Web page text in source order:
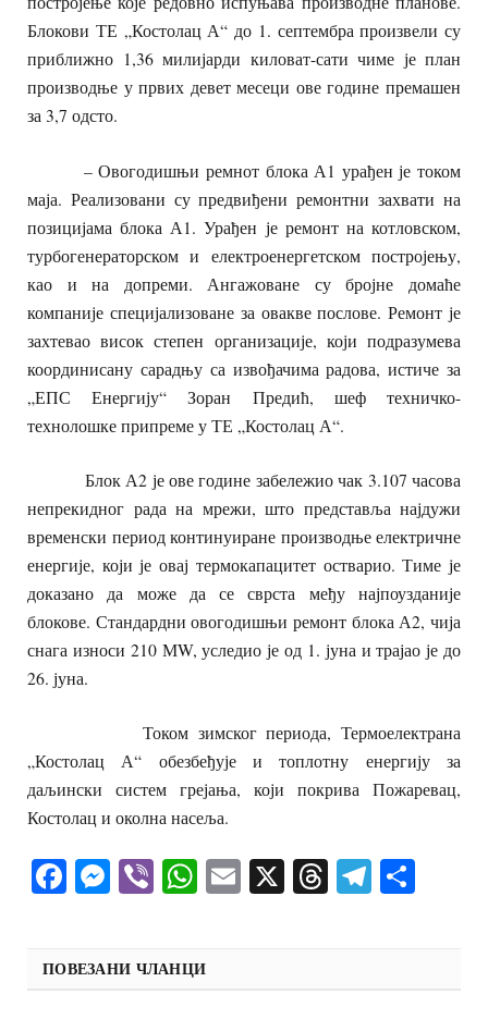
Блокови ТЕ „Костолац А“ до 1. септембра произвели су
приближно 1,36 милијарди киловат-сати чиме је план
производње у првих девет месеци ове године премашен
за 3,7 одсто.
– Овогодишњи ремнот блока А1 урађен је током
маја. Реализовани су предвиђени ремонтни захвати на
позицијама блока А1. Урађен је ремонт на котловском,
турбогенераторском и електроенергетском постројењу,
као и на допреми. Ангажоване су бројне домаће
компаније специјализоване за овакве послове. Ремонт је
захтевао висок степен организације, који подразумева
координисану сарадњу са извођачима радова, истиче за
„ЕПС Енергију“ Зоран Предић, шеф техничко-
технолошке припреме у ТЕ „Костолац А“.
Блок А2 је ове године забележио чак 3.107 часова
непрекидног рада на мрежи, што представља најдужи
временски период континуиране производње електричне
енергије, који је овај термокапацитет остварио. Тиме је
доказано да може да се сврста међу најпоузданије
блокове. Стандардни овогодишњи ремонт блока А2, чија
снага износи 210 МW, уследио је од 1. јуна и трајао је до
26. јуна.
Током зимског периода, Термоелектрана
„Костолац А“ обезбеђује и топлотну енергију за
даљински систем грејања, који покрива Пожаревац,
Костолац и околна насеља.
Facebook
Messenger
ViberWhatsApp
Email
X Threads
ПОВЕЗАНИ ЧЛАНЦИ